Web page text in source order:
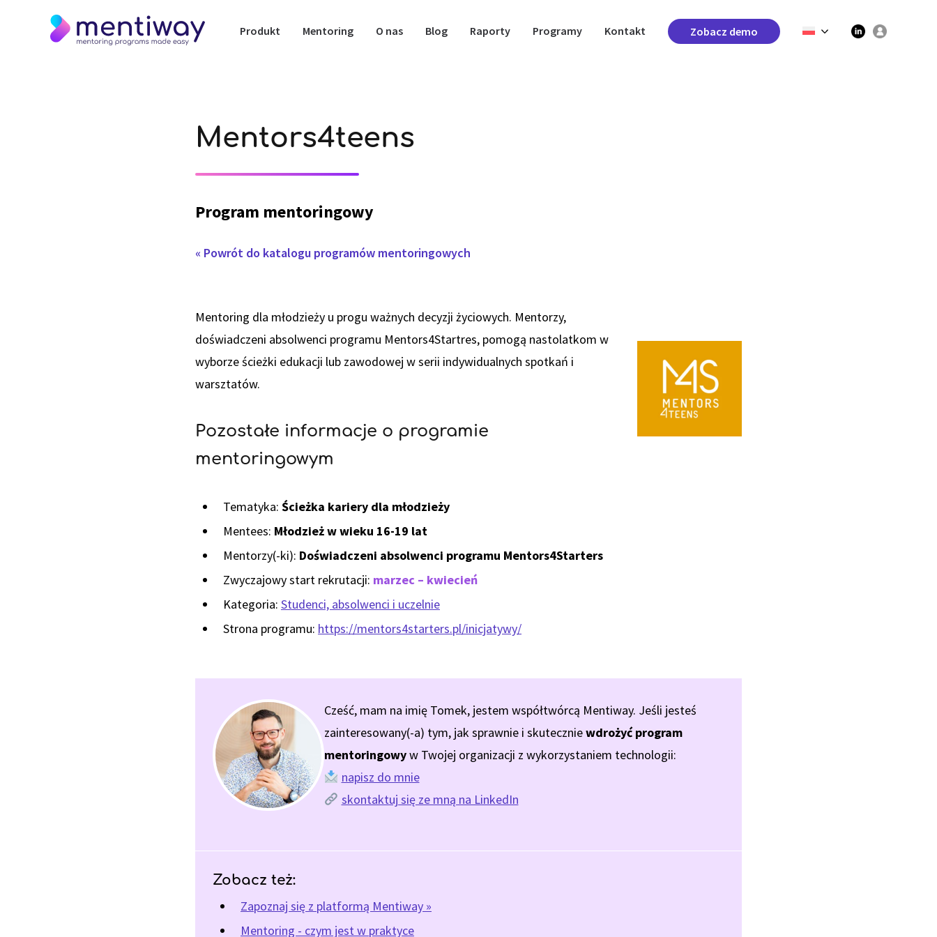
Produkt Mentoring O nas Blog Raporty Programy Kontakt Zobacz demo
Mentors4teens
Program mentoringowy
« Powrót do katalogu programów mentoringowych
Mentoring dla młodzieży u progu ważnych decyzji życiowych. Mentorzy,
doświadczeni absolwenci programu Mentors4Startres, pomogą nastolatkom w
wyborze ścieżki edukacji lub zawodowej w serii indywidualnych spotkań i
warsztatów.
Pozostałe informacje o programie
mentoringowym
Tematyka: Ścieżka kariery dla młodzieży
Mentees: Młodzież w wieku 16-19 lat
Mentorzy(-ki): Doświadczeni absolwenci programu Mentors4Starters
Zwyczajowy start rekrutacji: marzec – kwiecień
Kategoria: Studenci, absolwenci i uczelnie
Strona programu: https://mentors4starters.pl/inicjatywy/
Cześć, mam na imię Tomek, jestem współtwórcą Mentiway. Jeśli jesteś
zainteresowany(-a) tym, jak sprawnie i skuteczniewdrożyć program
mentoringowyw Twojej organizacji z wykorzystaniem technologii:
napisz do mnie
skontaktuj się ze mną na LinkedIn
Zobacz też:
Zapoznaj się z platformą Mentiway »
Mentoring - czym jest w praktyce